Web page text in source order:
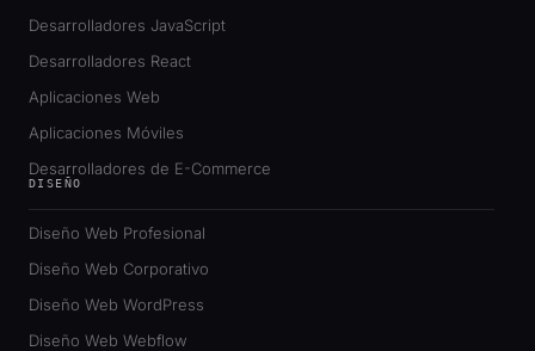
Desarrolladores JavaScript
Desarrolladores React
Aplicaciones Web
Aplicaciones Móviles
Desarrolladores de E-Commerce
DISEÑO
Diseño Web Profesional
Diseño Web Corporativo
Diseño Web WordPress
Diseño Web Webflow